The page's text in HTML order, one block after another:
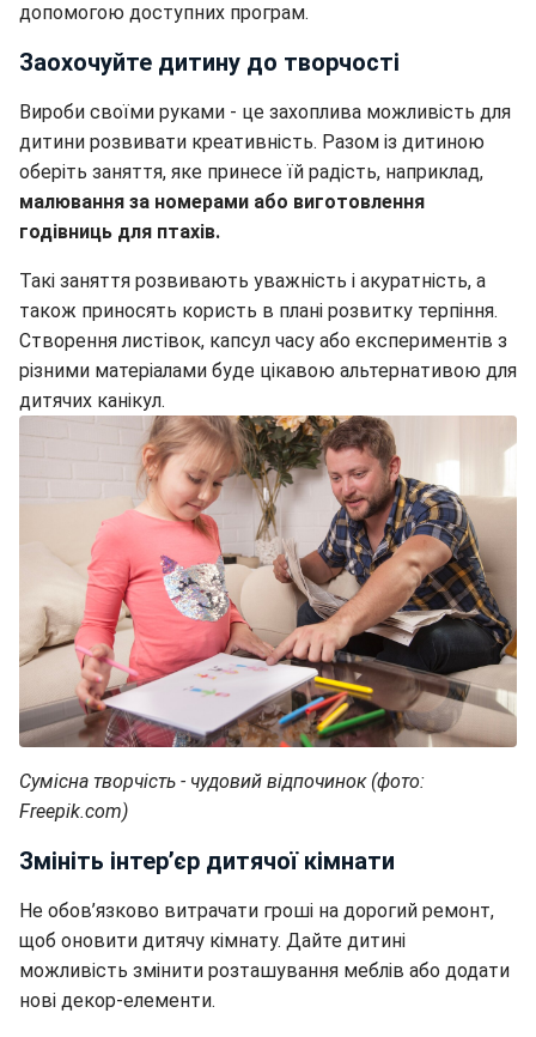
допомогою доступних програм.
Заохочуйте дитину до творчості
Вироби своїми руками - це захоплива можливість для
дитини розвивати креативність. Разом із дитиною
оберіть заняття, яке принесе їй радість, наприклад,
малювання за номерами або виготовлення
годівниць для птахів.
Такі заняття розвивають уважність і акуратність, а
також приносять користь в плані розвитку терпіння.
Створення листівок, капсул часу або експериментів з
різними матеріалами буде цікавою альтернативою для
дитячих канікул.
Сумісна творчість - чудовий відпочинок (фото:
Freepik.com)
Змініть інтер’єр дитячої кімнати
Не обов’язково витрачати гроші на дорогий ремонт,
щоб оновити дитячу кімнату. Дайте дитині
можливість змінити розташування меблів або додати
нові декор-елементи.